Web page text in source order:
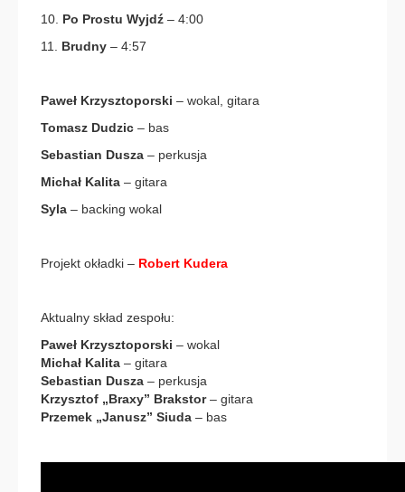
10. Po Prostu Wyjdź – 4:00
11. Brudny – 4:57
Paweł Krzysztoporski – wokal, gitara
Tomasz Dudzic – bas
Sebastian Dusza – perkusja
Michał Kalita – gitara
Syla – backing wokal
Projekt okładki – Robert Kudera
Aktualny skład zespołu:
Paweł Krzysztoporski – wokal
Michał Kalita – gitara
Sebastian Dusza – perkusja
Krzysztof „Braxy” Brakstor– gitara
Przemek „Janusz” Siuda – bas